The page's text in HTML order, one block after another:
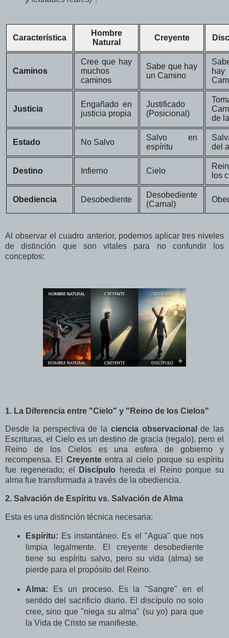
Característica
Hombre
Natural
Creyente
Caminos
Cree que hay
muchos
caminos
Sabe que hay
un Camino
Justicia
Engañado en
justicia propia
Justificado
(Posicional)
de
Estado No Salvo
Salvo en
espíritu
del
Destino Infierno Cielo
los
Obediencia Desobediente
Desobediente
(Carnal)
Al observar el cuadro anterior, podemos aplicar tres niveles
de distinción que son vitales para no confundir los
conceptos:
1. La Diferencia entre "Cielo" y "Reino de los Cielos"
Desde la perspectiva de la ciencia observacional de las
Escrituras, el Cielo es un destino de gracia (regalo), pero el
Reino de los Cielos es una esfera de gobierno y
recompensa. El Creyenteentra al cielo porque su espíritu
fue regenerado; el
Discípulo hereda el Reino porque su
alma fue transformada a través de la obediencia.
2. Salvación de Espíritu vs. Salvación de Alma
Esta es una distinción técnica necesaria:
Espíritu: Es instantáneo. Es el "Agua" que nos
limpia legalmente. El creyente desobediente
tiene su espíritu salvo, pero su vida (alma) se
pierde para el propósito del Reino.
Alma: Es un proceso. Es la "Sangre" en el
sentido del sacrificio diario. El discípulo no solo
cree, sino que "niega su alma" (su yo) para que
la Vida de Cristo se manifieste.